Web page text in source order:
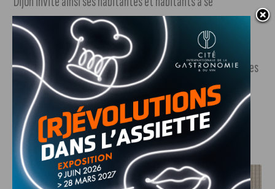
rassembler, s’informer et s’engager. Entre illumination
symbolique, cinéma, échanges et réflexions, cette
mobilisation rappelle que la lutte contre les violences faites
aux femmes nécessite une vigilance collective et
quotidienne.
J'AIME LE DFCO